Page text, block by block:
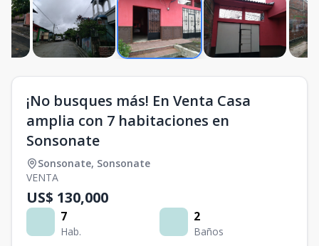
¡No busques más! En Venta Casa
amplia con 7 habitaciones en
Sonsonate
Sonsonate, Sonsonate
VENTA
US$ 130,000
7
Hab.
2
Baños